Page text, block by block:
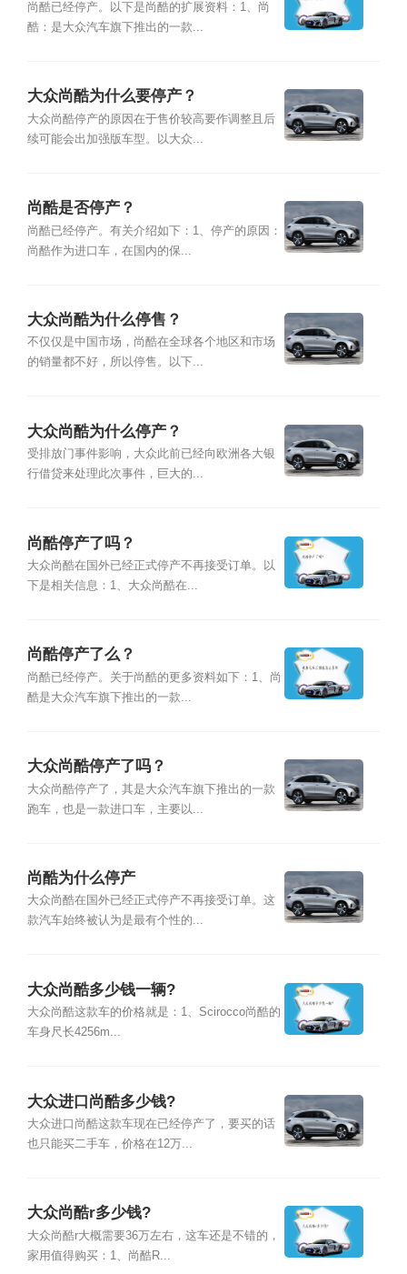
尚酷已经停产。以下是尚酷的扩展资料：1、尚
酷：是大众汽车旗下推出的一款...
大众尚酷为什么要停产？
大众尚酷停产的原因在于售价较高要作调整且后
续可能会出加强版车型。以大众...
尚酷是否停产？
尚酷已经停产。有关介绍如下：1、停产的原因：
尚酷作为进口车，在国内的保...
大众尚酷为什么停售？
不仅仅是中国市场，尚酷在全球各个地区和市场
的销量都不好，所以停售。以下...
大众尚酷为什么停产？
受排放门事件影响，大众此前已经向欧洲各大银
行借贷来处理此次事件，巨大的...
尚酷停产了吗？
大众尚酷在国外已经正式停产不再接受订单。以
下是相关信息：1、大众尚酷在...
尚酷停产了么？
尚酷已经停产。关于尚酷的更多资料如下：1、尚
酷是大众汽车旗下推出的一款...
大众尚酷停产了吗？
大众尚酷停产了，其是大众汽车旗下推出的一款
跑车，也是一款进口车，主要以...
尚酷为什么停产
大众尚酷在国外已经正式停产不再接受订单。这
款汽车始终被认为是最有个性的...
大众尚酷多少钱一辆?
大众尚酷这款车的价格就是：1、Scirocco尚酷的
车身尺长4256m...
大众进口尚酷多少钱?
大众进口尚酷这款车现在已经停产了，要买的话
也只能买二手车，价格在12万...
大众尚酷r多少钱?
大众尚酷r大概需要36万左右，这车还是不错的，
家用值得购买：1、尚酷R...